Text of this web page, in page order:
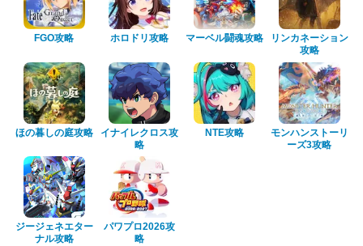
FGO攻略 ホロドリ攻略 マーベル闘魂攻略
リンカネーション
攻略
ほの暮しの庭攻略
イナイレクロス攻
略
NTE攻略
モンハンストーリ
ーズ3攻略
ジージェネエター
ナル攻略
パワプロ2026攻
略